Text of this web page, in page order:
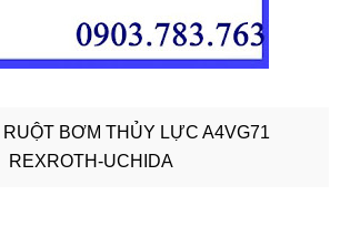
RUỘT BƠM THỦY LỰC A4VG71
REXROTH-UCHIDA